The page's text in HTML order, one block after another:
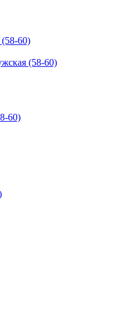
(58-60)
60)